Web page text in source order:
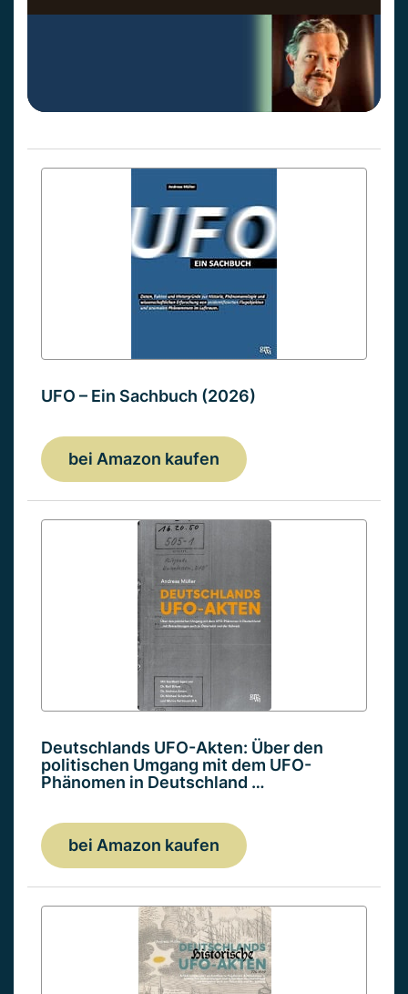
UFO – Ein Sachbuch (2026)
bei Amazon kaufen
Deutschlands UFO-Akten: Über den
politischen Umgang mit dem UFO-
Phänomen in Deutschland …
bei Amazon kaufen